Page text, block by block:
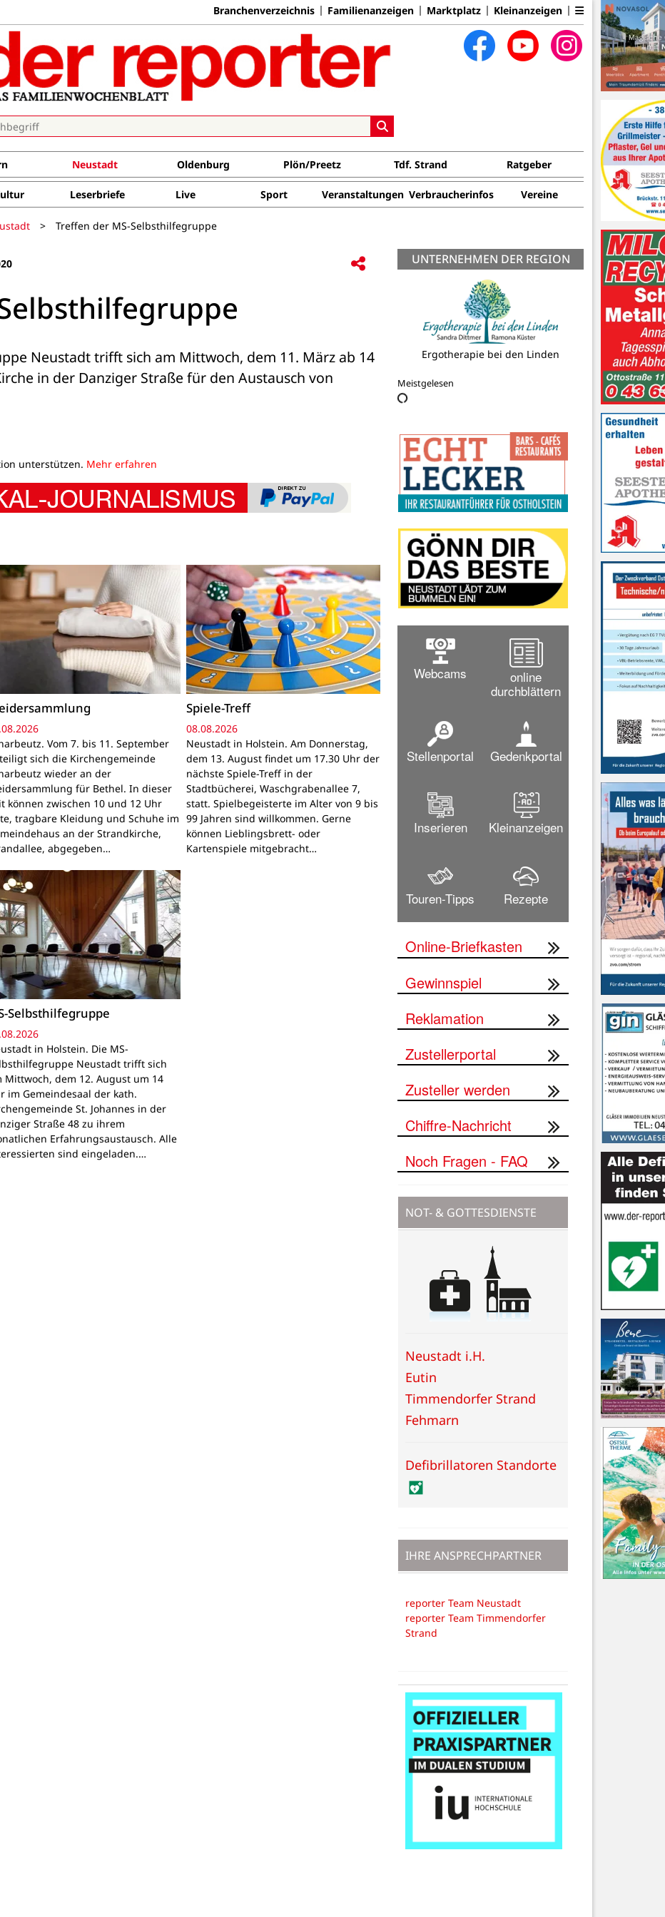
Branchenverzeichnis Familienanzeigen Marktplatz Kleinanzeigen
Neustadt Oldenburg Plön/Preetz Tdf. Strand Ratgeber
Leserbriefe Live Sport Veranstaltungen Verbraucherinfos Vereine
> Treffen der MS-Selbsthilfegruppe
Neustadt trifft sich am Mittwoch, dem 11. März ab 14
in der Danziger Straße für den Austausch von
unterstützen. Mehr erfahren
Vom 7. bis 11. September
sich die Kirchengemeinde
wieder an der
für Bethel. In dieser
können zwischen 10 und 12 Uhr
tragbare Kleidung und Schuhe im
an der Strandkirche,
abgegeben…
Spiele-Treff
08.08.2026
Neustadt in Holstein. Am Donnerstag,
dem 13. August findet um 17.30 Uhr der
nächste Spiele-Treff in der
Stadtbücherei, Waschgrabenallee 7,
statt. Spielbegeisterte im Alter von 9 bis
99 Jahren sind willkommen. Gerne
können Lieblingsbrett- oder
Kartenspiele mitgebracht…
Selbsthilfegruppe
in Holstein. Die MS-
Neustadt trifft sich
Mittwoch, dem 12. August um 14
im Gemeindesaal der kath.
St. Johannes in der
Straße 48 zu ihrem
Erfahrungsaustausch. Alle
sind eingeladen.…
UNTERNEHMEN DER REGION
Ergotherapie bei den Linden
Meistgelesen
Webcams
online
durchblättern
Stellenportal Gedenkportal
Inserieren Kleinanzeigen
Touren-Tipps Rezepte
Online-Briefkasten
Gewinnspiel
Reklamation
Zustellerportal
Zusteller werden
Chiffre-Nachricht
Noch Fragen - FAQ
NOT- & GOTTESDIENSTE
Neustadt i.H.
Eutin
Timmendorfer Strand
Fehmarn
Defibrillatoren Standorte
IHRE ANSPRECHPARTNER
reporter Team Neustadt
reporter Team Timmendorfer
Strand